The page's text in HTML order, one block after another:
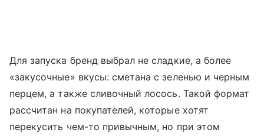
Для запуска бренд выбрал не сладкие, а более
«закусочные» вкусы: сметана с зеленью и черным
перцем, а также сливочный лосось. Такой формат
рассчитан на покупателей, которые хотят
перекусить чем-то привычным, но при этом